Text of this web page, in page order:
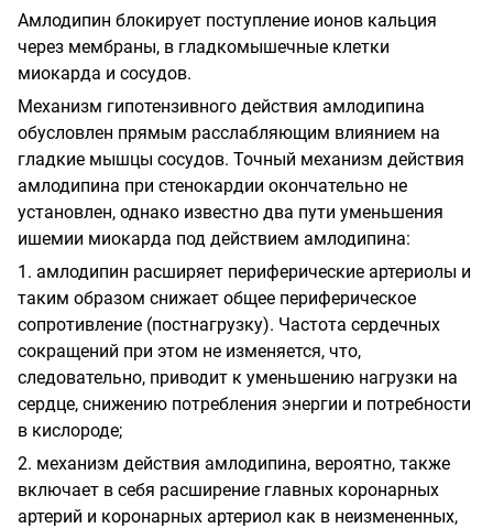
Амлодипин блокирует поступление ионов кальция
через мембраны, в гладкомышечные клетки
миокарда и сосудов.
Механизм гипотензивного действия амлодипина
обусловлен прямым расслабляющим влиянием на
гладкие мышцы сосудов. Точный механизм действия
амлодипина при стенокардии окончательно не
установлен, однако известно два пути уменьшения
ишемии миокарда под действием амлодипина:
1. амлодипин расширяет периферические артериолы и
таким образом снижает общее периферическое
сопротивление (постнагрузку). Частота сердечных
сокращений при этом не изменяется, что,
следовательно, приводит к уменьшению нагрузки на
сердце, снижению потребления энергии и потребности
в кислороде;
2. механизм действия амлодипина, вероятно, также
включает в себя расширение главных коронарных
артерий и коронарных артериол как в неизмененных,